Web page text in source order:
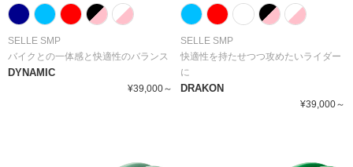
SELLE SMP
バイクとの一体感と快適性のバランス
DYNAMIC
¥39,000～
SELLE SMP
快適性を持たせつつ攻めたいライダー
に
DRAKON
¥39,000～